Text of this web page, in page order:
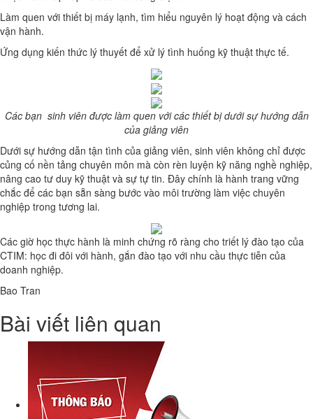
Làm quen với thiết bị máy lạnh, tìm hiểu nguyên lý hoạt động và cách
vận hành.
Ứng dụng kiến thức lý thuyết để xử lý tình huống kỹ thuật thực tế.
Các bạn sinh viên được làm quen với các thiết bị dưới sự hướng dẫn
của giảng viên
Dưới sự hướng dẫn tận tình của giảng viên, sinh viên không chỉ được
củng cố nền tảng chuyên môn mà còn rèn luyện kỹ năng nghề nghiệp,
nâng cao tư duy kỹ thuật và sự tự tin. Đây chính là hành trang vững
chắc để các bạn sẵn sàng bước vào môi trường làm việc chuyên
nghiệp trong tương lai.
Các giờ học thực hành là minh chứng rõ ràng cho triết lý đào tạo của
CTIM: học đi đôi với hành, gắn đào tạo với nhu cầu thực tiễn của
doanh nghiệp.
Bao Tran
Bài viết liên quan